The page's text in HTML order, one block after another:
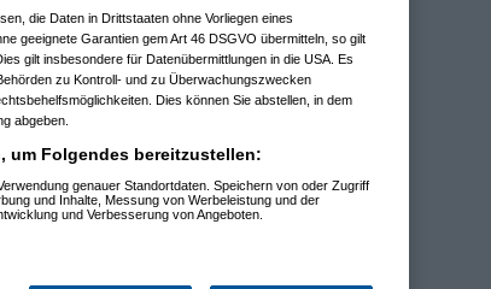
die Daten in Drittstaaten ohne Vorliegen eines
geeignete Garantien gem Art 46 DSGVO übermitteln, so gilt
gilt insbesondere für Datenübermittlungen in die USA. Es
zu Kontroll- und zu Überwachungszwecken
Dies können Sie abstellen, in dem
abgeben.
um Folgendes bereitzustellen:
genauer Standortdaten. Speichern von oder Zugriff
und Inhalte, Messung von Werbeleistung und der
und Verbesserung von Angeboten.